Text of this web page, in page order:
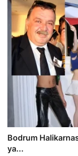
Bodrum
ya...